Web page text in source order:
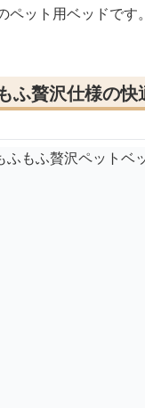
ット用ベッドです。
ふ贅沢仕様の快